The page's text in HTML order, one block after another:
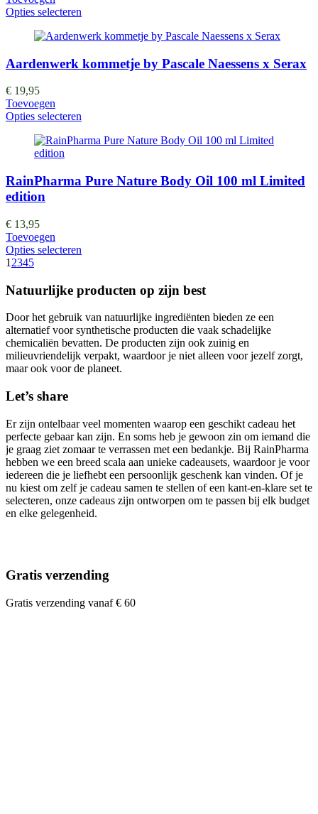
Opties selecteren
Aardenwerk kommetje by Pascale Naessens x Serax
€ 19,95
Toevoegen
Opties selecteren
RainPharma Pure Nature Body Oil 100 ml Limited
edition
€ 13,95
Toevoegen
Opties selecteren
1 2345
Natuurlijke producten op zijn best
Door het gebruik van natuurlijke ingrediënten bieden ze een
alternatief voor synthetische producten die vaak schadelijke
chemicaliën bevatten. De producten zijn ook zuinig en
milieuvriendelijk verpakt, waardoor je niet alleen voor jezelf zorgt,
maar ook voor de planeet.
Let’s share
Er zijn ontelbaar veel momenten waarop een geschikt cadeau het
perfecte gebaar kan zijn. En soms heb je gewoon zin om iemand die
je graag ziet zomaar te verrassen met een bedankje. Bij RainPharma
hebben we een breed scala aan unieke cadeausets, waardoor je voor
iedereen die je liefhebt een persoonlijk geschenk kan vinden. Of je
nu kiest om zelf je cadeau samen te stellen of een kant-en-klare set te
selecteren, onze cadeaus zijn ontworpen om te passen bij elk budget
en elke gelegenheid.
Gratis verzending
Gratis verzending vanaf € 60